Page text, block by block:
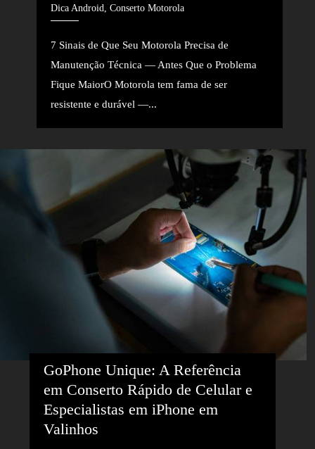
Dica Android, Conserto Motorola
7 Sinais de Que Seu Motorola Precisa de
Manutenção Técnica — Antes Que o Problema
Fique MaiorO Motorola tem fama de ser
resistente e durável —...
GoPhone Unique: A Referência
em Conserto Rápido de Celular e
Especialistas em iPhone em
Valinhos